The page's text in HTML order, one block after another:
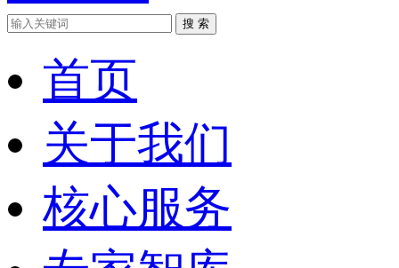
搜 索
首页
关于我们
核心服务